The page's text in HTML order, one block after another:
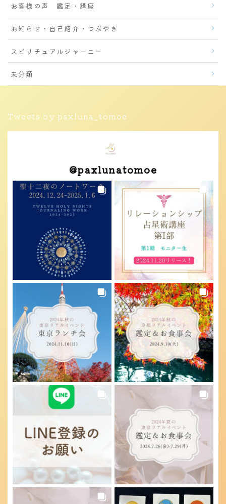
お客様の声 鑑定・講座
お知らせ・自己紹介・つぶやき
スピリチュアルジャーニー
未分類
Tweets by paxluna_tomoe
@paxlunatomoe